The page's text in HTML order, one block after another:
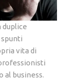
duplice
vita di
al business.